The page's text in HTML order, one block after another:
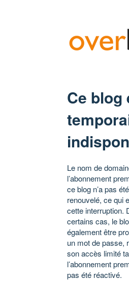
Ce blog
Le nom de
l’abonnement
ce blog n’a pas été
renouvelé, ce qui
cette interruption.
certains cas, le
également être
un mot de passe,
son accès limité
l’abonnement
pas été réactivé.